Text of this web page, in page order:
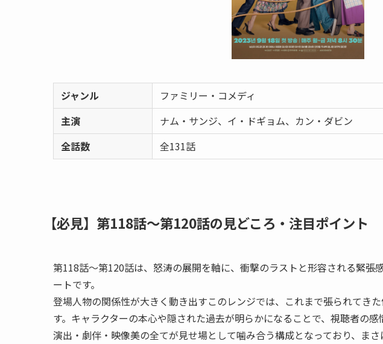
ジャンル
ファミリー・コメディ
主演
ナム・サンジ、イ・ドギョム、カン・ダビン
全話数
全131話
【必見】第118話〜第120話の見どころ・注目ポイント
第118話〜第120話は、怒涛の展開を軸に、衝撃のラストと形容される緊張
ートです。
登場人物の関係性が大きく動き出すこのレンジでは、これまで張られてき
す。キャラクターの本心や隠された過去が明らかになることで、視聴者の感
演出・劇伴・映像美の全てが見せ場として噛み合う構成となっており、ま